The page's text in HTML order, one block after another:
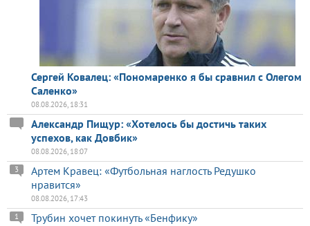
Сергей Ковалец: «Пономаренко я бы сравнил с Олегом
Саленко»
08.08.2026, 18:31
Александр Пищур: «Хотелось бы достичь таких
успехов, как Довбик»
08.08.2026, 18:07
Артем Кравец: «Футбольная наглость Редушко
нравится»
3
08.08.2026, 17:43
Трубин хочет покинуть «Бенфику»
1